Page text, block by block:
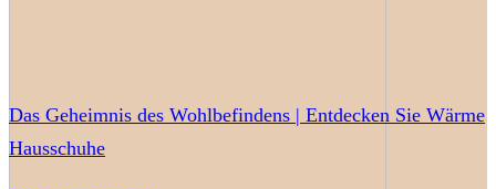
Das Geheimnis des Wohlbefindens | Entdecken Sie Wärme
Hausschuhe